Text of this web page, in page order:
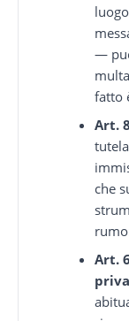
—
fatto
Art.
che
Art.